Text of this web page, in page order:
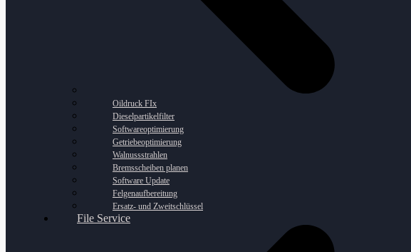
Oildruck FIx
Dieselpartikelfilter
Softwareoptimierung
Getriebeoptimierung
Walnussstrahlen
Bremsscheiben planen
Software Update
Felgenaufbereitung
Ersatz- und Zweitschlüssel
File Service